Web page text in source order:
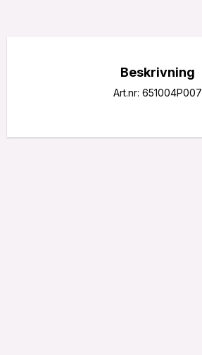
Beskrivning
Art.nr: 651004P007